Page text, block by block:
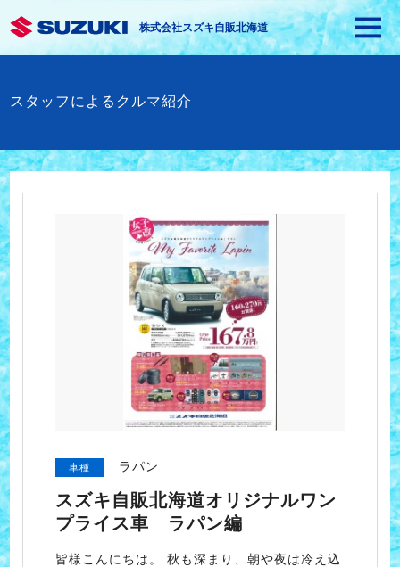
株式会社スズキ自販北海道
スタッフによるクルマ紹介
車種 ラパン
スズキ自販北海道オリジナルワン
プライス車 ラパン編
皆様こんにちは。 秋も深まり、朝や夜は冷え込